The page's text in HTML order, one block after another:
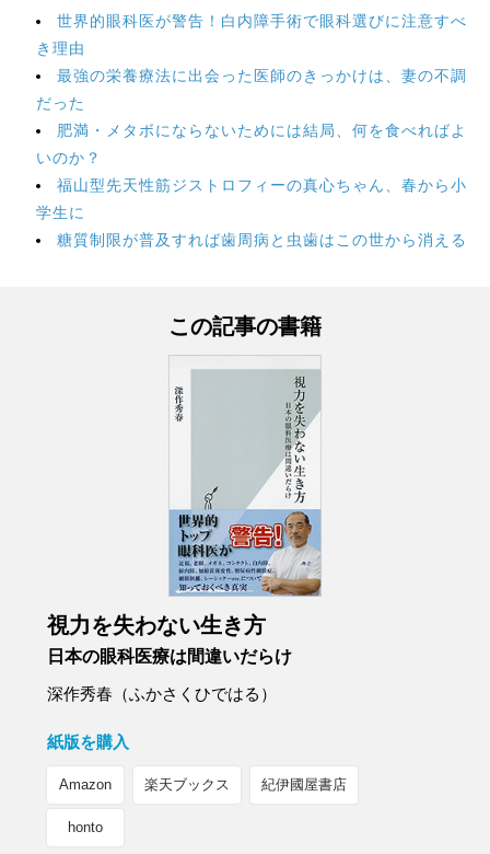
世界的眼科医が警告！白内障手術で眼科選びに注意すべ
き理由
最強の栄養療法に出会った医師のきっかけは、妻の不調
だった
肥満・メタボにならないためには結局、何を食べればよ
いのか？
福山型先天性筋ジストロフィーの真心ちゃん、春から小
学生に
糖質制限が普及すれば歯周病と虫歯はこの世から消える
この記事の書籍
視力を失わない生き方
日本の眼科医療は間違いだらけ
深作秀春（ふかさくひではる）
紙版を購入
Amazon 楽天ブックス 紀伊國屋書店
honto